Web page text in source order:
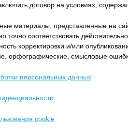
договор на условиях,
материалы, представленные на
точно соответствовать
корректировки и/или
орфографические, смысловые
персональных данных
cookie